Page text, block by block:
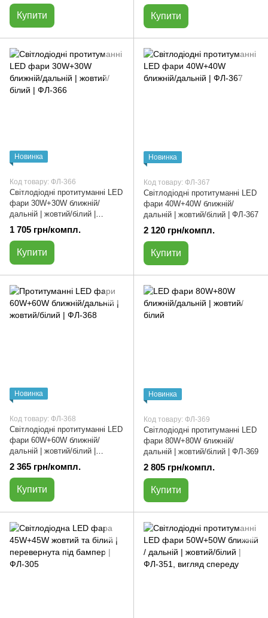
Купити Купити
Новинка
Код товару: ФЛ-366
Світлодіодні протитуманні LED
фари 30W+30W ближній/
дальній | жовтий/білий |
ФЛ-366
1 705 грн/компл.
Купити
Новинка
Код товару: ФЛ-367
Світлодіодні протитуманні LED
фари 40W+40W ближній/
дальній | жовтий/білий | ФЛ-367
2 120 грн/компл.
Купити
Новинка
Код товару: ФЛ-368
Світлодіодні протитуманні LED
фари 60W+60W ближній/
дальній | жовтий/білий |
ФЛ-368
2 365 грн/компл.
Купити
Новинка
Код товару: ФЛ-369
Світлодіодні протитуманні LED
фари 80W+80W ближній/
дальній | жовтий/білий | ФЛ-369
2 805 грн/компл.
Купити